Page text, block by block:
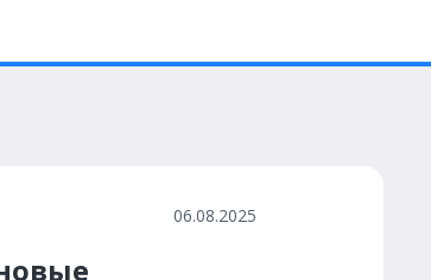
06.08.2025